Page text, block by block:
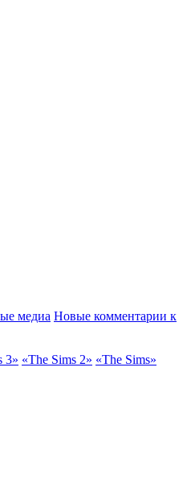
медиа Новые комментарии к
3» «The Sims 2» «The Sims»